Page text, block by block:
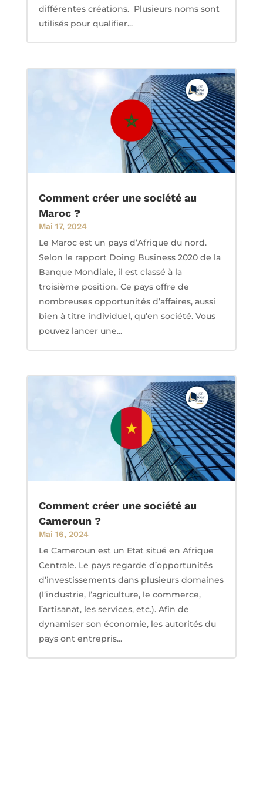
différentes créations. Plusieurs noms sont
utilisés pour qualifier...
Comment créer une société au
Maroc ?
Mai 17, 2024
Le Maroc est un pays d’Afrique du nord.
Selon le rapport Doing Business 2020 de la
Banque Mondiale, il est classé à la
troisième position. Ce pays offre de
nombreuses opportunités d’affaires, aussi
bien à titre individuel, qu’en société. Vous
pouvez lancer une...
Comment créer une société au
Cameroun ?
Mai 16, 2024
Le Cameroun est un Etat situé en Afrique
Centrale. Le pays regarde d’opportunités
d’investissements dans plusieurs domaines
(l’industrie, l’agriculture, le commerce,
l’artisanat, les services, etc.). Afin de
dynamiser son économie, les autorités du
pays ont entrepris...